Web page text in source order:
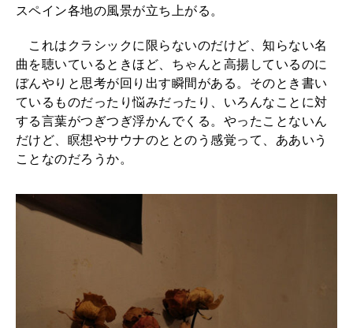
スペイン各地の風景が立ち上がる。
これはクラシックに限らないのだけど、知らない名
曲を聴いているときほど、ちゃんと高揚しているのに
ぼんやりと思考が回り出す瞬間がある。そのとき書い
ているものだったり悩みだったり、いろんなことに対
する言葉がつぎつぎ浮かんでくる。やったことないん
だけど、瞑想やサウナのととのう感覚って、ああいう
ことなのだろうか。